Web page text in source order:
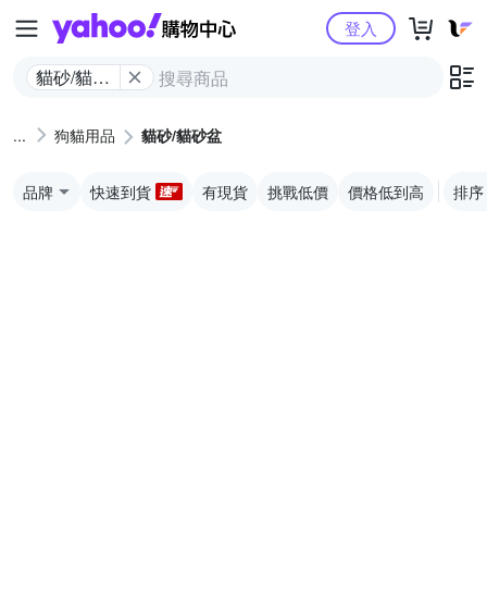
Yahoo購物中心
貓砂/貓砂
登入
狗貓用品 貓砂/貓砂盆
品牌 快速到貨 有現貨 挑戰低價 價格低到高 排序